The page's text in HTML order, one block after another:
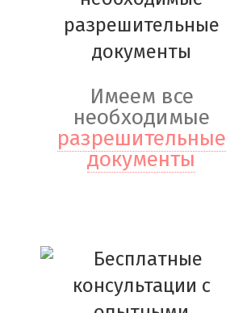
Имеем все
необходимые
разрешительные
документы